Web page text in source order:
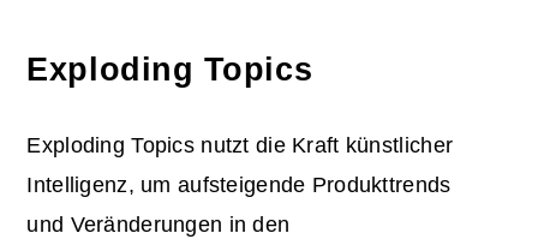
Exploding Topics
Exploding Topics nutzt die Kraft künstlicher
Intelligenz, um aufsteigende Produkttrends
und Veränderungen in den